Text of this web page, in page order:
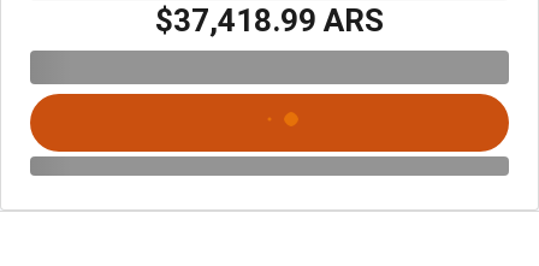
$37,418.99 ARS